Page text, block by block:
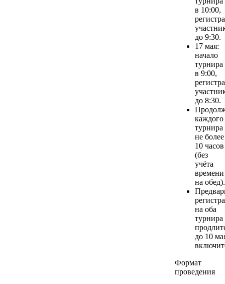
в 10:00,
до 9:30.
17 мая:
начало
турнира
в 9:00,
до 8:30.
каждого
не более
10 часов
(без
учёта
времени
на обед).
на оба
турнира
до 10
Формат
проведения